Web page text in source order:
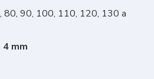
80, 90, 100, 110, 120, 130 a
mm